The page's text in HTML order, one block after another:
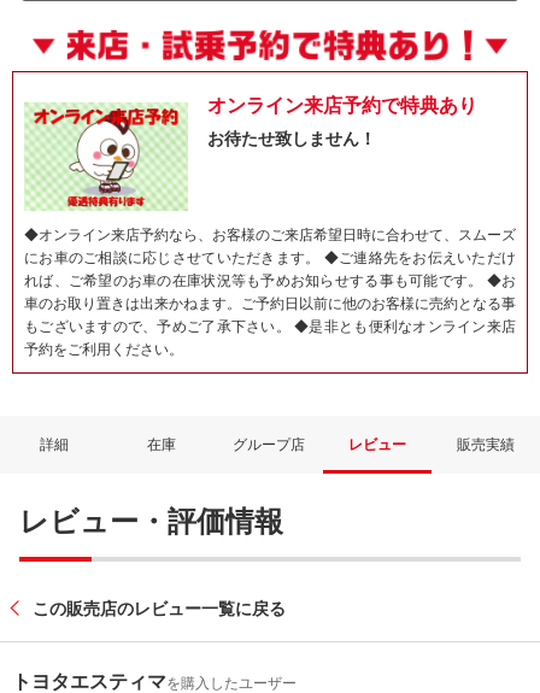
オンライン来店予約で特典あり
お待たせ致しません！
◆オンライン来店予約なら、お客様のご来店希望日時に合わせて、スムーズ
にお車のご相談に応じさせていただきます。 ◆ご連絡先をお伝えいただけ
れば、ご希望のお車の在庫状況等も予めお知らせする事も可能です。 ◆お
車のお取り置きは出来かねます。ご予約日以前に他のお客様に売約となる事
もございますので、予めご了承下さい。 ◆是非とも便利なオンライン来店
予約をご利用ください。
詳細 在庫 グループ店 レビュー 販売実績
レビュー・評価情報
この販売店のレビュー一覧に戻る
トヨタエスティマを購入したユーザー